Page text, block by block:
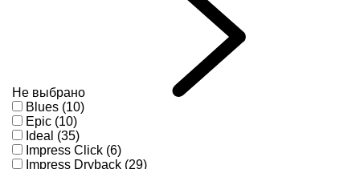
Не выбрано
Blues (10)
Epic (10)
Ideal (35)
Impress Click (6)
Impress Dryback (29)